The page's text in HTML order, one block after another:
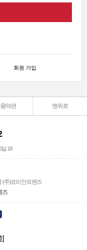
회원 가입
약관 맨위로
길 18
(주)코리안프렌즈
즈